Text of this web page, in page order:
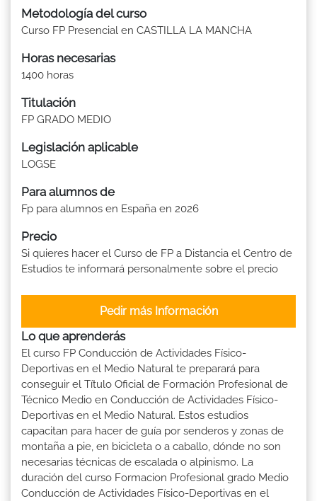
Metodología del curso
Curso FP Presencial en CASTILLA LA MANCHA
Horas necesarias
1400 horas
Titulación
FP GRADO MEDIO
Legislación aplicable
LOGSE
Para alumnos de
Fp para alumnos en España en 2026
Precio
Si quieres hacer el Curso de FP a Distancia el Centro de
Estudios te informará personalmente sobre el precio
Pedir más Información
Lo que aprenderás
El curso FP Conducción de Actividades Físico-
Deportivas en el Medio Natural te preparará para
conseguir el Título Oficial de Formación Profesional de
Técnico Medio en Conducción de Actividades Físico-
Deportivas en el Medio Natural. Estos estudios
capacitan para hacer de guía por senderos y zonas de
montaña a pie, en bicicleta o a caballo, dónde no son
necesarias técnicas de escalada o alpinismo. La
duración del curso Formacion Profesional grado Medio
Conducción de Actividades Físico-Deportivas en el